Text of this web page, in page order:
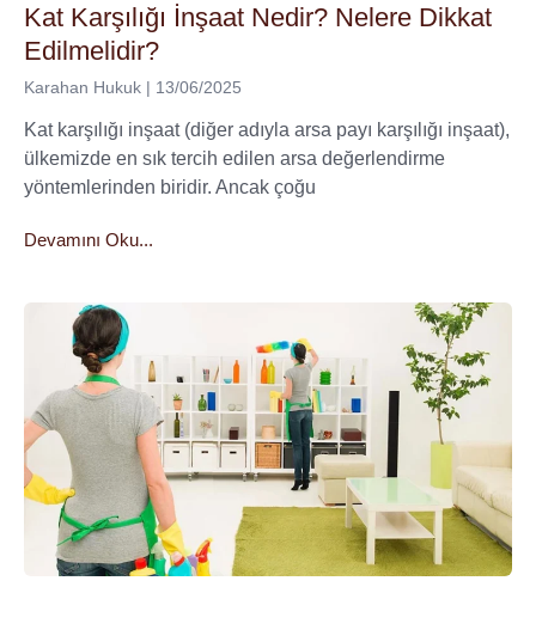
Kat Karşılığı İnşaat Nedir? Nelere Dikkat
Edilmelidir?
Karahan Hukuk 13/06/2025
Kat karşılığı inşaat (diğer adıyla arsa payı karşılığı inşaat),
ülkemizde en sık tercih edilen arsa değerlendirme
yöntemlerinden biridir. Ancak çoğu
Devamını Oku...